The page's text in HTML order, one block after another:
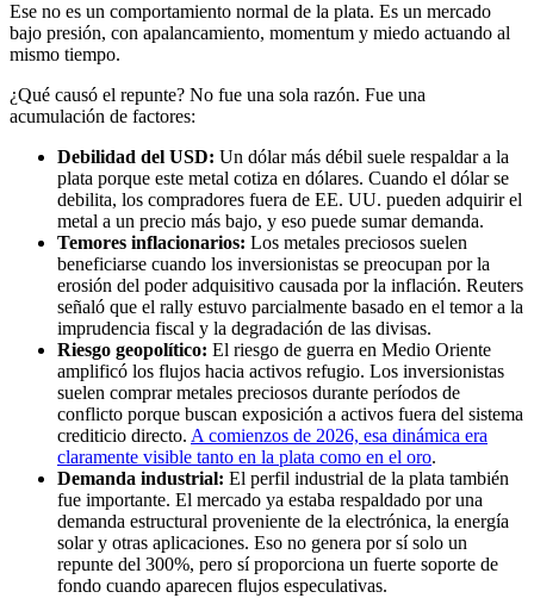
Ese no es un comportamiento normal de la plata. Es un mercado
bajo presión, con apalancamiento, momentum y miedo actuando al
mismo tiempo.
¿Qué causó el repunte? No fue una sola razón. Fue una
acumulación de factores:
Debilidad del USD: Un dólar más débil suele respaldar a la
plata porque este metal cotiza en dólares. Cuando el dólar se
debilita, los compradores fuera de EE. UU. pueden adquirir el
metal a un precio más bajo, y eso puede sumar demanda.
Temores inflacionarios: Los metales preciosos suelen
beneficiarse cuando los inversionistas se preocupan por la
erosión del poder adquisitivo causada por la inflación. Reuters
señaló que el rally estuvo parcialmente basado en el temor a la
imprudencia fiscal y la degradación de las divisas.
Riesgo geopolítico: El riesgo de guerra en Medio Oriente
amplificó los flujos hacia activos refugio. Los inversionistas
suelen comprar metales preciosos durante períodos de
conflicto porque buscan exposición a activos fuera del sistema
crediticio directo. A comienzos de 2026, esa dinámica era
claramente visible tanto en la plata como en el oro.
Demanda industrial: El perfil industrial de la plata también
fue importante. El mercado ya estaba respaldado por una
demanda estructural proveniente de la electrónica, la energía
solar y otras aplicaciones. Eso no genera por sí solo un
repunte del 300%, pero sí proporciona un fuerte soporte de
fondo cuando aparecen flujos especulativas.